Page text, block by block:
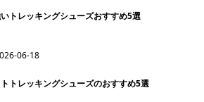
トレッキングシューズおすすめ5選
06-18
トレッキングシューズのおすすめ5選